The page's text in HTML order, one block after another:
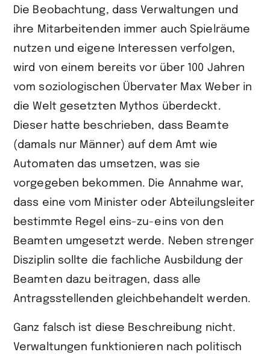
Die Beobachtung, dass Verwaltungen und
ihre Mitarbeitenden immer auch Spielräume
nutzen und eigene Interessen verfolgen,
wird von einem bereits vor über 100 Jahren
vom soziologischen Übervater Max Weber in
die Welt gesetzten Mythos überdeckt.
Dieser hatte beschrieben, dass Beamte
(damals nur Männer) auf dem Amt wie
Automaten das umsetzen, was sie
vorgegeben bekommen. Die Annahme war,
dass eine vom Minister oder Abteilungsleiter
bestimmte Regel eins-zu-eins von den
Beamten umgesetzt werde. Neben strenger
Disziplin sollte die fachliche Ausbildung der
Beamten dazu beitragen, dass alle
Antragsstellen­den gleichbehandelt werden.
Ganz falsch ist diese Beschreibung nicht.
Verwaltungen funktionieren nach politisch